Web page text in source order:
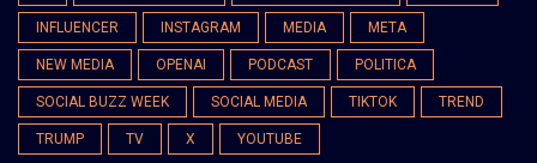
INFLUENCER INSTAGRAM MEDIA META
NEW MEDIA OPENAI PODCAST POLITICA
SOCIAL BUZZ WEEK SOCIAL MEDIA TIKTOK TREND
TRUMP TV X YOUTUBE